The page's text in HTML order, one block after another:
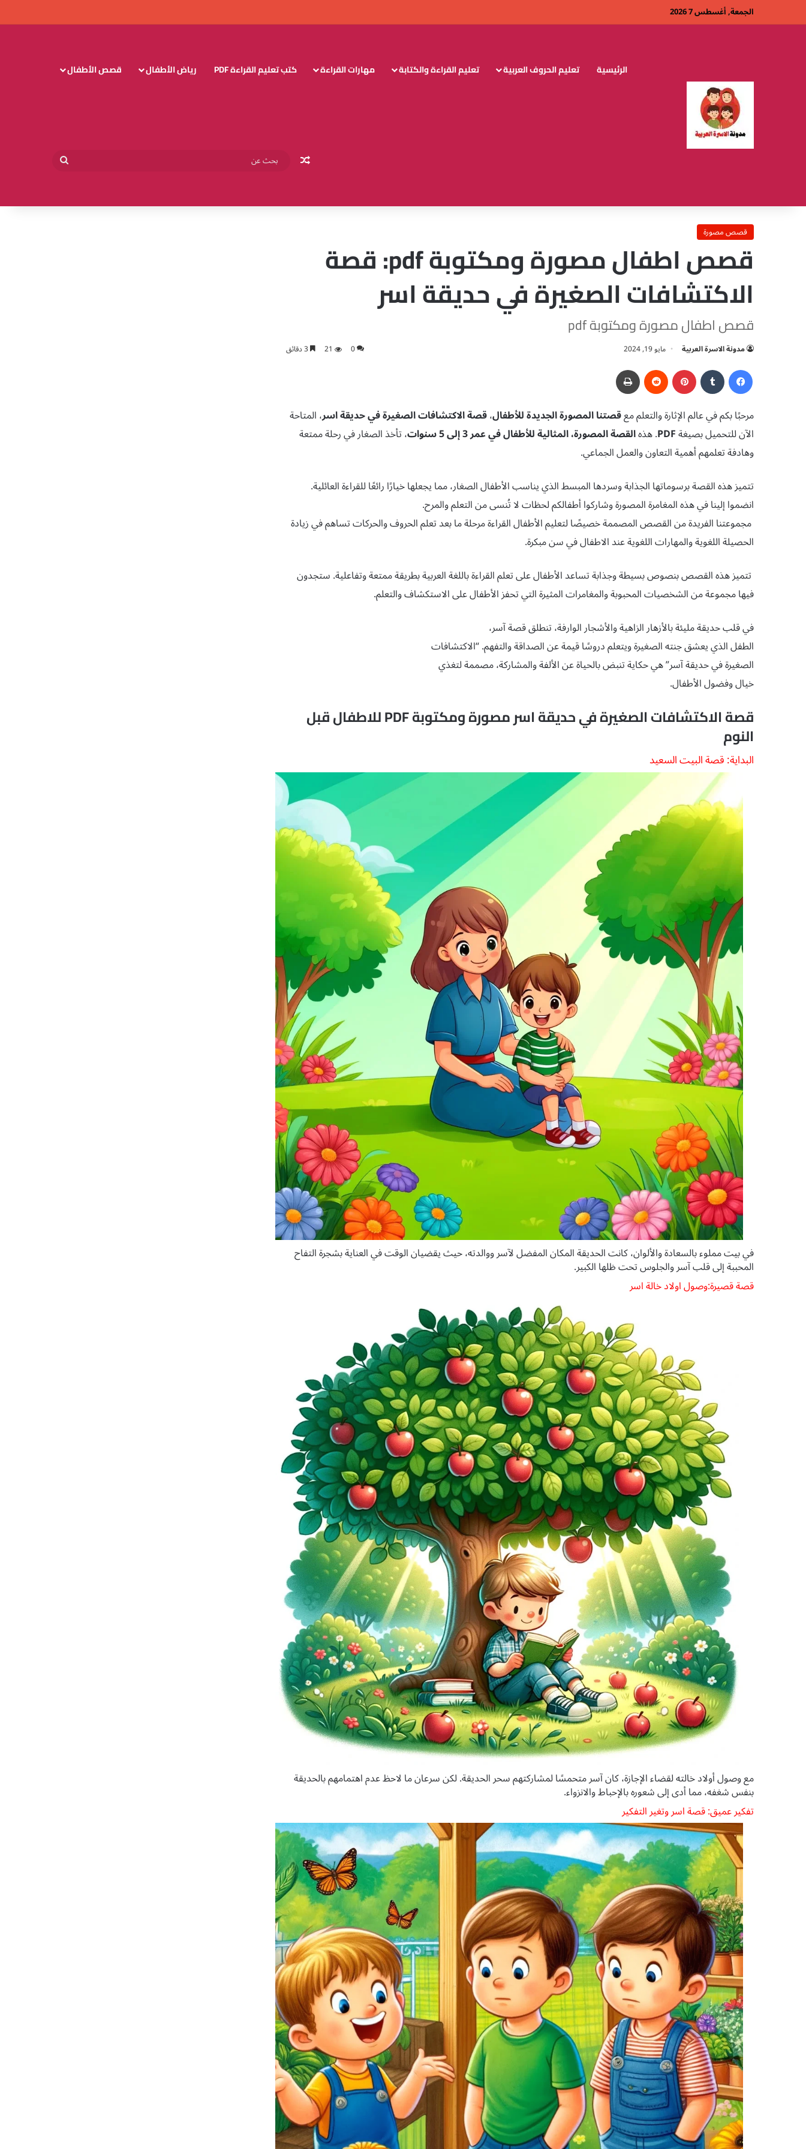
الجمعة, أغسطس 7 2026
الرئيسية تعليم الحروف العربية تعليم القراءة والكتابة مهارات القراءة كتب تعليم القراءة PDF رياض الأطفال قصص الأطفال
مقال عشوائي
قصص مصورة
قصص اطفال مصورة ومكتوبة pdf: قصة
الاكتشافات الصغيرة في حديقة اسر
قصص اطفال مصورة ومكتوبة pdf
مدونة الاسرة العربية مايو 19, 2024 0
21
بينتيريست
مرحبًا بكم في عالم الإثارة والتعلم معقصتنا المصورة الجديدة للأطفال،قصة الاكتشافات الصغيرة في حديقة اسر، المتاحة
الآن للتحميل بصيغةPDF. هذهالقصة المصورة، المثالية للأطفال في عمر 3 إلى 5 سنوات
، تأخذ الصغار في رحلة ممتعة
وهادفة تعلمهم أهمية التعاون والعمل الجماعي.
تتميز هذه القصة برسوماتها الجذابة وسردها المبسط الذي يناسب الأطفال الصغار، مما يجعلها خيارًا رائعًا للقراءة العائلية.
انضموا إلينا في هذه المغامرة المصورة وشاركوا أطفالكم لحظات لا تُنسى من التعلم والمرح.
مجموعتنا الفريدة من القصص المصممة خصيصًا لتعليم الأطفال القراءة مرحلة ما بعد تعلم الحروف والحركات تساهم في زيادة
الحصيلة اللغوية والمهارات اللغوية عند الاطفال في سن مبكرة.
تتميز هذه القصص بنصوص بسيطة وجذابة تساعد الأطفال على تعلم القراءة باللغة العربية بطريقة ممتعة وتفاعلية. ستجدون
فيها مجموعة من الشخصيات المحبوبة والمغامرات المثيرة التي تحفز الأطفال على الاستكشاف والتعلم.
في قلب حديقة مليئة بالأزهار الزاهية والأشجار الوارفة، تنطلق قصة آسر،
الطفل الذي يعشق جنته الصغيرة ويتعلم دروسًا قيمة عن الصداقة والتفهم. “الاكتشافات
الصغيرة في حديقة آسر” هي حكاية تنبض بالحياة عن الألفة والمشاركة، مصممة لتغذي
خيال وفضول الأطفال.
قصة الاكتشافات الصغيرة في حديقة اسر مصورة ومكتوبة PDF للاطفال قبل
النوم
البداية: قصة البيت السعيد
في بيت مملوء بالسعادة والألوان، كانت الحديقة المكان المفضل لآسر ووالدته، حيث يقضيان الوقت في العناية بشجرة التفاح
المحببة إلى قلب آسر والجلوس تحت ظلها الكبير.
قصة قصيرة:وصول اولاد خالة اسر
مع وصول أولاد خالته لقضاء الإجازة، كان آسر متحمسًا لمشاركتهم سحر الحديقة. لكن سرعان ما لاحظ عدم اهتمامهم بالحديقة
بنفس شغفه، مما أدى إلى شعوره بالإحباط والانزواء.
تفكير عميق: قصة اسر وتغير التفكير